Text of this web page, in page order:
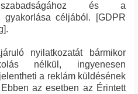
szabadságához és a
céljából. [GDPR
nyilatkozatát bármikor
nélkül, ingyenesen
a reklám küldésének
az esetben az Érintett